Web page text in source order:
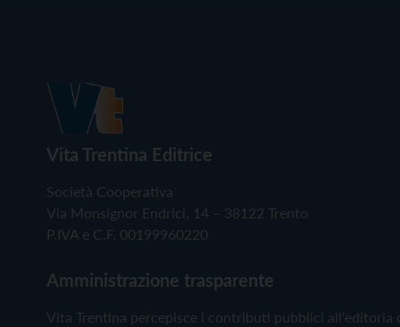
Vita Trentina Editrice
Società Cooperativa
Via Monsignor Endrici, 14 – 38122 Trento
P.IVA e C.F. 00199960220
Amministrazione trasparente
Vita Trentina percepisce i contributi pubblici all'editoria